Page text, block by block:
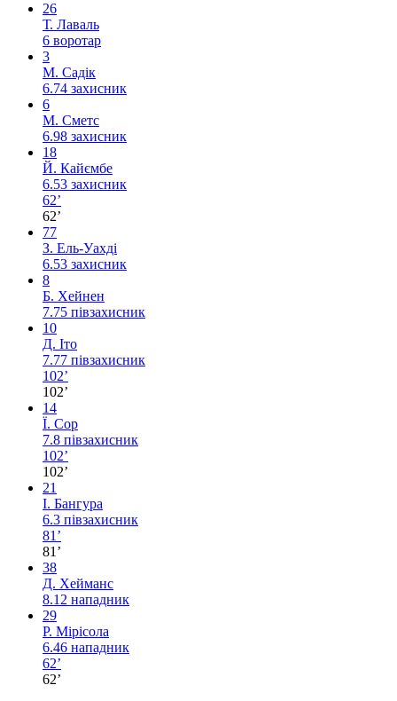
26
Т. Лаваль
6 воротар
3
М. Садік
6.74 захисник
6
М. Сметс
6.98 захисник
18
Й. Кайємбе
6.53 захисник
62’
62’
77
З. Ель-Уахді
6.53 захисник
8
Б. Хейнен
7.75 півзахисник
10
Д. Іто
7.77 півзахисник
102’
102’
14
Ї. Сор
7.8 півзахисник
102’
102’
21
І. Бангура
6.3 півзахисник
81’
81’
38
Д. Хейманс
8.12 нападник
29
Р. Мірісола
6.46 нападник
62’
62’